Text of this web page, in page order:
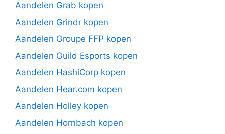
Aandelen Grab kopen
Aandelen Grindr kopen
Aandelen Groupe FFP kopen
Aandelen Guild Esports kopen
Aandelen HashiCorp kopen
Aandelen Hear.com kopen
Aandelen Holley kopen
Aandelen Hornbach kopen